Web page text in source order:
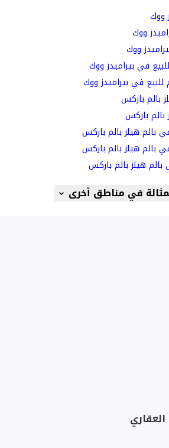
ووك
ووك
ووك
بالم باركس
باركس
هيلز بالم باركس
في مناطق أخرى